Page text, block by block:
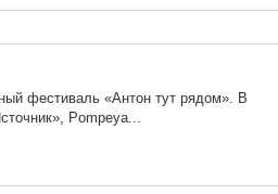
фестиваль «Антон тут рядом». В
Pompeya...